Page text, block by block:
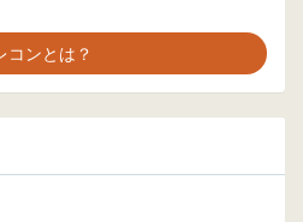
コンとは？